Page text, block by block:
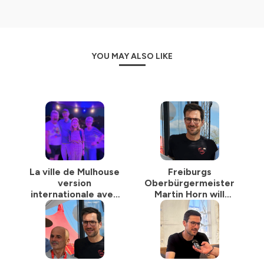
Hébergé par Ausha. Visitez
ausha.co/politique-de-
confidentialitepour plus d'informations.
YOU MAY ALSO LIKE
La ville de Mulhouse
version
internationale avec
Martine Moser
Freiburgs
Oberbürgermeister
Martin Horn will
mehr soziale
Gerechtigkeit